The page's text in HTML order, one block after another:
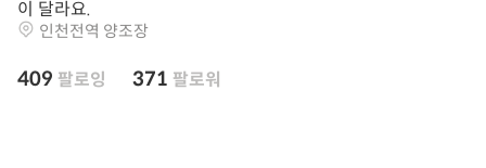
이 달라요.
인천전역 양조장
409 팔로잉 371 팔로워